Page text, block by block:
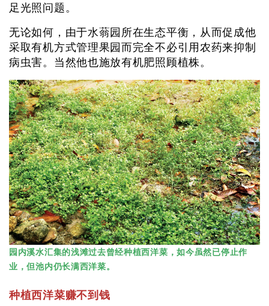
足光照问题。
无论如何，由于水蓊园所在生态平衡，从而促成他
采取有机方式管理果园而完全不必引用农药来抑制
病虫害。当然他也施放有机肥照顾植株。
园内溪水汇集的浅滩过去曾经种植西洋菜，如今虽然已停止作
业，但池内仍长满西洋菜。
种植西洋菜赚不到钱